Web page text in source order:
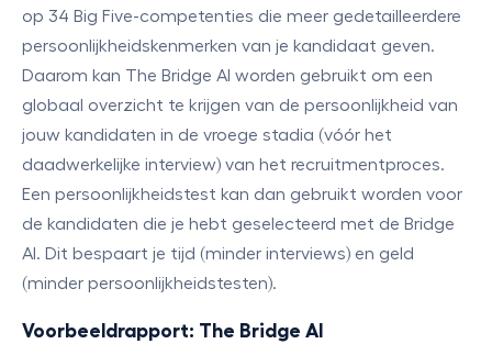
op 34 Big Five-competenties die meer gedetailleerdere
persoonlijkheidskenmerken van je kandidaat geven.
Daarom kan The Bridge AI worden gebruikt om een
globaal overzicht te krijgen van de persoonlijkheid van
jouw kandidaten in de vroege stadia (vóór het
daadwerkelijke interview) van het recruitmentproces.
Een persoonlijkheidstest kan dan gebruikt worden voor
de kandidaten die je hebt geselecteerd met de Bridge
AI. Dit bespaart je tijd (minder interviews) en geld
(minder persoonlijkheidstesten).
Voorbeeldrapport: The Bridge AI